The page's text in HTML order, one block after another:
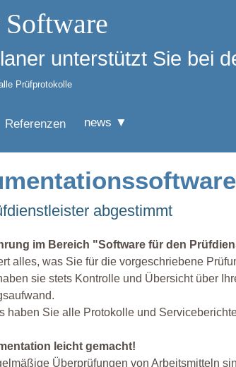
unterstützt Sie bei
Prüfprotokolle
Referenzen news ▼
abgestimmt
im Bereich "Software für den
alles, was Sie für die vorgeschriebene
sie stets Kontrolle und Übersicht über
haben Sie alle Protokolle und
leicht gemacht!
Überprüfungen von Arbeitsmitteln